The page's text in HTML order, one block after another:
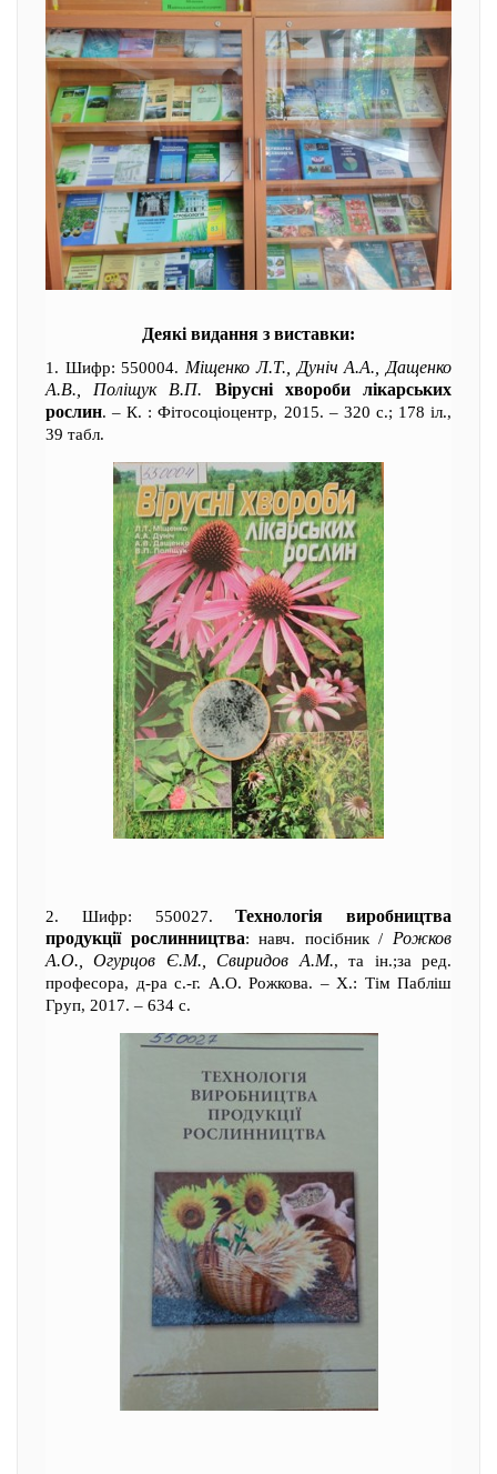
Деякі видання з виставки:
1. Шифр: 550004. Міщенко Л.Т., Дуніч А.А., Дащенко
А.В., Поліщук В.П.
Вірусні хвороби лікарських
рослин. – К. : Фітосоціоцентр, 2015. – 320 с.; 178 іл.,
39 табл.
2. Шифр: 550027.Технологія виробництва
продукції рослинництва: навч. посібник / Рожков
А.О., Огурцов Є.М., Свиридов А.М., та ін.;за ред.
професора, д-ра с.-г. А.О. Рожкова. – Х.: Тім Пабліш
Груп, 2017. – 634 с.